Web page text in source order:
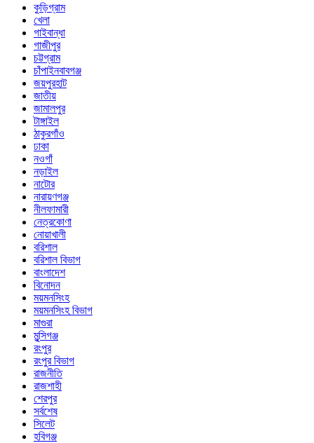
কুড়িগ্রাম
খেলা
গাইবান্ধা
গাজীপুর
চট্টগ্রাম
চাঁপাইনবাবগঞ্জ
জয়পুরহাট
জাতীয়
জামালপুর
টাঙ্গাইল
ঠাকুরগাঁও
ঢাকা
নওগাঁ
নড়াইল
নাটোর
নারায়ণগঞ্জ
নীলফামারী
নেত্রকোণা
নোয়াখালী
বরিশাল
বরিশাল বিভাগ
বাংলাদেশ
বিনোদন
ময়মনসিংহ
ময়মনসিংহ বিভাগ
মাগুরা
মুন্সিগঞ্জ
রংপুর
রংপুর বিভাগ
রাজনীতি
রাজশাহী
শেরপুর
সর্বশেষ
সিলেট
হবিগঞ্জ